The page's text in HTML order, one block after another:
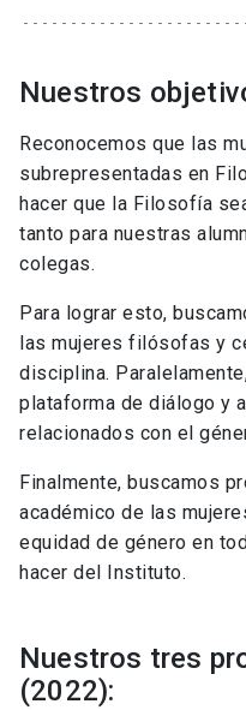
Nuestros
Reconocemos que las
subrepresentadas en
hacer que la Filosofía
tanto para nuestras
colegas.
Para lograr esto,
las mujeres filósofas y
disciplina.
plataforma de diálogo y
relacionados con el
Finalmente, buscamos
académico de las
equidad de género en
hacer del Instituto.
Nuestros tres
(2022):